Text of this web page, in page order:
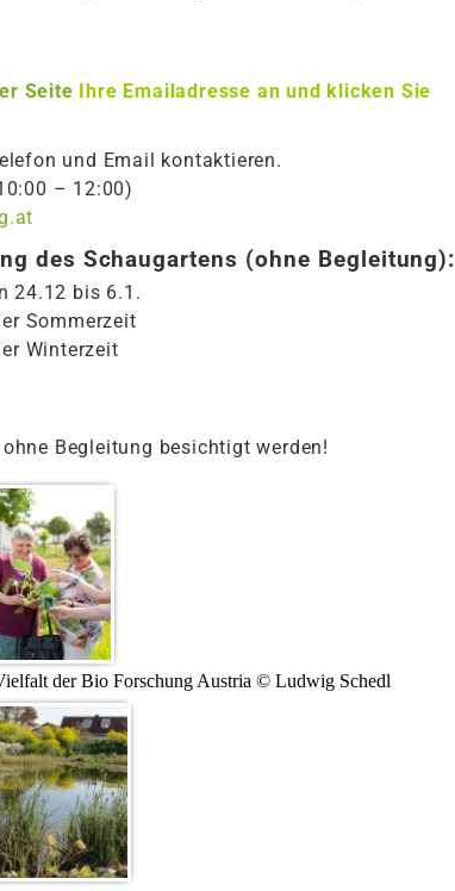
Seite Ihre Emailadresse an und klicken Sie
und Email kontaktieren.
– 12:00)
des Schaugartens (ohne Begleitung):
24.12 bis 6.1.
Sommerzeit
Winterzeit
Begleitung besichtigt werden!
der Bio Forschung Austria © Ludwig Schedl